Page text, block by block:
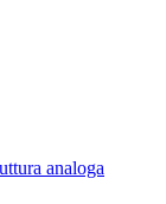
analoga